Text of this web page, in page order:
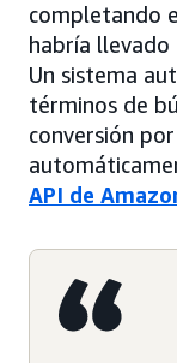
completando
habría llevado
Un sistema
términos de
conversión
API de